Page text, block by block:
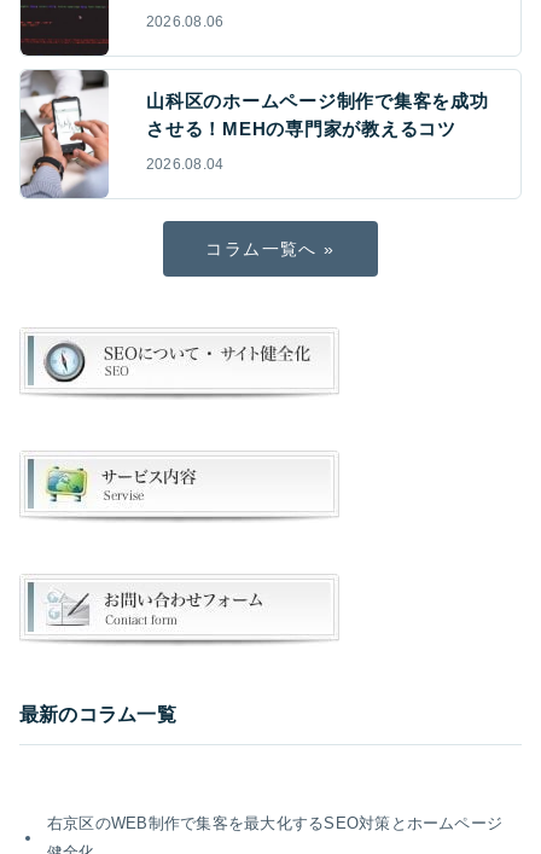
2026.08.06
山科区のホームページ制作で集客を成功
させる！MEHの専門家が教えるコツ
2026.08.04
コラム一覧へ »
最新のコラム一覧
右京区のWEB制作で集客を最大化するSEO対策とホームページ